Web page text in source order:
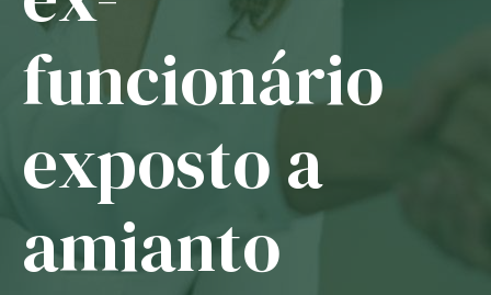
Notícias
Associe-se
funcionário
exposto a
amianto